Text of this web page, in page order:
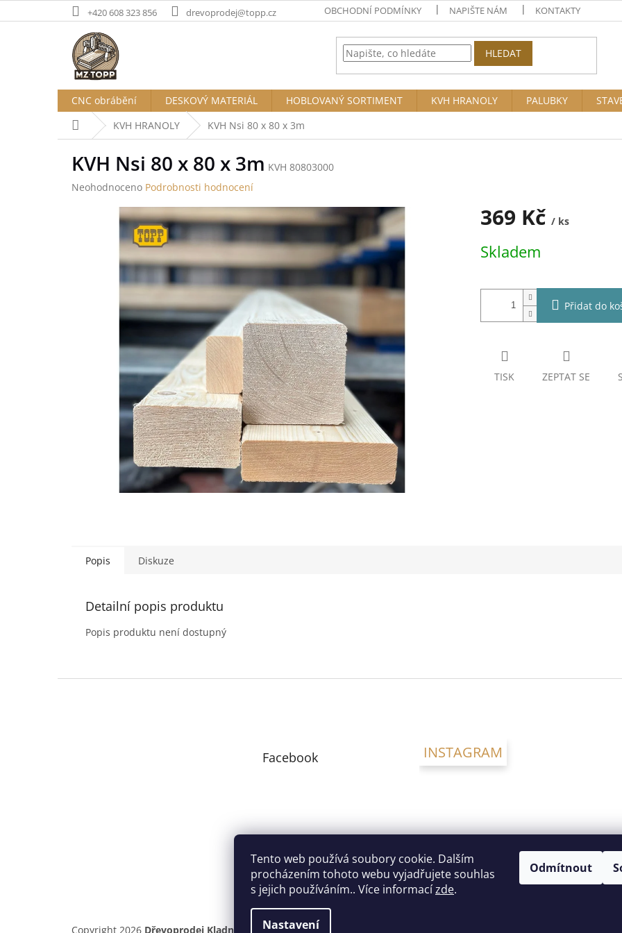
Tento web používá soubory cookie. Dalším
procházením tohoto webu vyjadřujete souhlas
s jejich používáním.. Více informacízde.
Nastavení
Odmítnout
na
+420 608 323 856 drevoprodej@topp.cz OBCHODNÍ PODMÍNKY NAPIŠTE NÁM KONTAKTY
HLEDAT
CNC obrábění DESKOVÝ MATERIÁL HOBLOVANÝ SORTIMENT KVH HRANOLY PALUBKY
Domů KVH HRANOLY KVH Nsi 80 x 80 x 3m
KVH Nsi 80 x 80 x 3m KVH 80803000
Průměrné
Neohodnoceno Podrobnosti hodnocení
369 Kč / ks
cena:
Skladem
Přidat do
TISK ZEPTAT SE
Popis Diskuze
Detailní popis produktu
Popis produktu není dostupný
Facebook INSTAGRAM
Copyright 2026 Dřevoprodej Kladno . Všechna práva vyhrazena.